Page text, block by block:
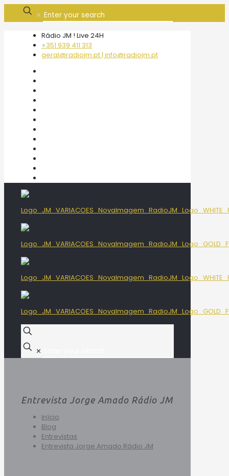
✕
Rádio JM ! Live 24H
+351 939 411 313
geral@radiojm.pt | info@radiojm.pt
✕
Entrevista Jorge Amado Rádio JM
Início
Blog
Entrevistas
Entrevista Jorge Amado Rádio JM